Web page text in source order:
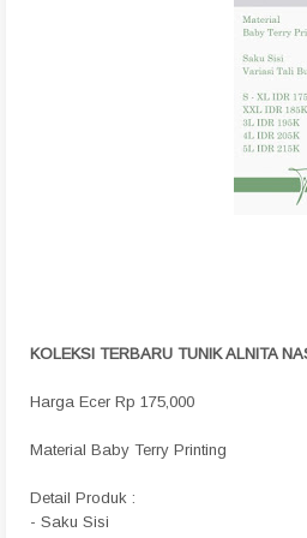
KOLEKSI TERBARU TUNIK ALNITA
Harga Ecer Rp 175,000
Material Baby Terry Printing
Detail Produk :
- Saku Sisi